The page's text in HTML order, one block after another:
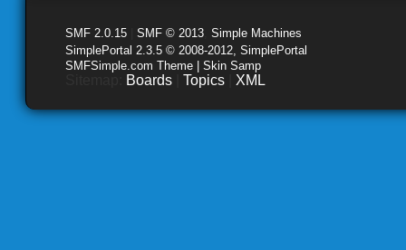
SMF 2.0.15 SMF © 2013 Simple Machines
SimplePortal 2.3.5 © 2008-2012, SimplePortal
SMFSimple.com Theme | Skin Samp
Boards Topics XML